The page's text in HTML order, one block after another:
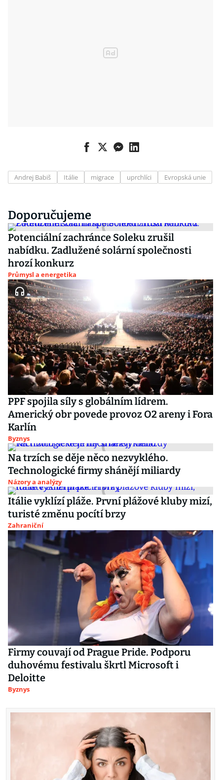
Andrej Babiš Itálie migrace uprchlíci Evropská unie
Doporučujeme
Potenciální zachránce Soleku zrušil
nabídku. Zadlužené solární společnosti
hrozí konkurz
Průmysl a energetika
PPF spojila síly s globálním lídrem.
Americký obr povede provoz O2 areny i Fora
Karlín
Byznys
Na trzích se děje něco nezvyklého.
Technologické firmy shánějí miliardy
Názory a analýzy
Itálie vyklízí pláže. První plážové kluby mizí,
turisté změnu pocítí brzy
Zahraniční
Firmy couvají od Prague Pride. Podporu
duhovému festivalu škrtl Microsoft i
Deloitte
Byznys